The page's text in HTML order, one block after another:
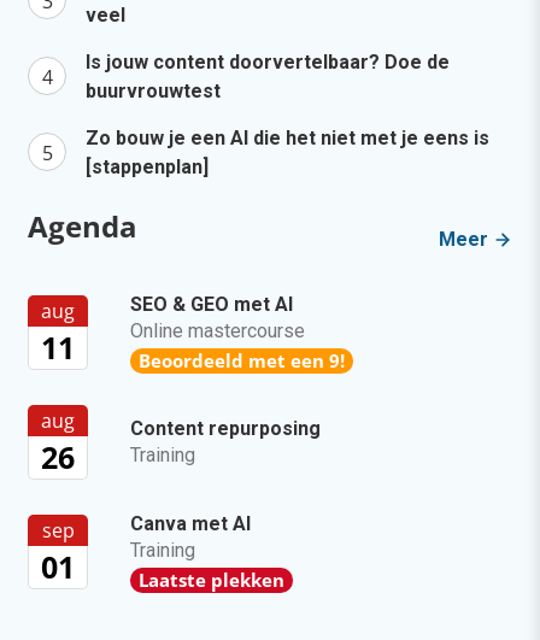
veel
Is jouw content doorvertelbaar? Doe de
buurvrouwtest
Zo bouw je een AI die het niet met je eens is
[stappenplan]
Agenda Meer
aug
11
SEO & GEO met AI
Online mastercourse
Beoordeeld met een 9!
aug
26
Content repurposing
Training
sep
01
Canva met AI
Training
Laatste plekken